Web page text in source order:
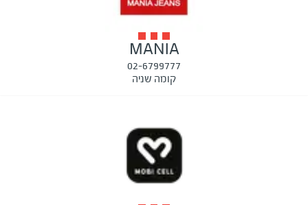
MANIA
02-6799777
קומה שניה